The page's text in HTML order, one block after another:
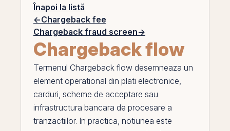
Înapoi la listă
←Chargeback fee
Chargeback fraud screen→
Chargeback flow
Termenul Chargeback flow desemneaza un
element operational din plati electronice,
carduri, scheme de acceptare sau
infrastructura bancara de procesare a
tranzactiilor. In practica, notiunea este